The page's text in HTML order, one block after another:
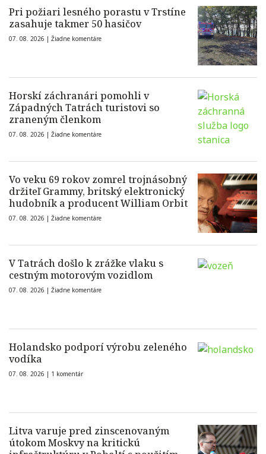
Pri požiari lesného porastu v Trstíne
zasahuje takmer 50 hasičov
07. 08. 2026 | Žiadne komentáre
Horskí záchranári pomohli v
Západných Tatrách turistovi so
zraneným členkom
07. 08. 2026 | Žiadne komentáre
Vo veku 69 rokov zomrel trojnásobný
držiteľ Grammy, britský elektronický
hudobník a producent William Orbit
07. 08. 2026 | Žiadne komentáre
V Tatrách došlo k zrážke vlaku s
cestným motorovým vozidlom
07. 08. 2026 | Žiadne komentáre
Holandsko podporí výrobu zeleného
vodíka
07. 08. 2026 | 1 komentár
Litva varuje pred zinscenovaným
útokom Moskvy na kritickú